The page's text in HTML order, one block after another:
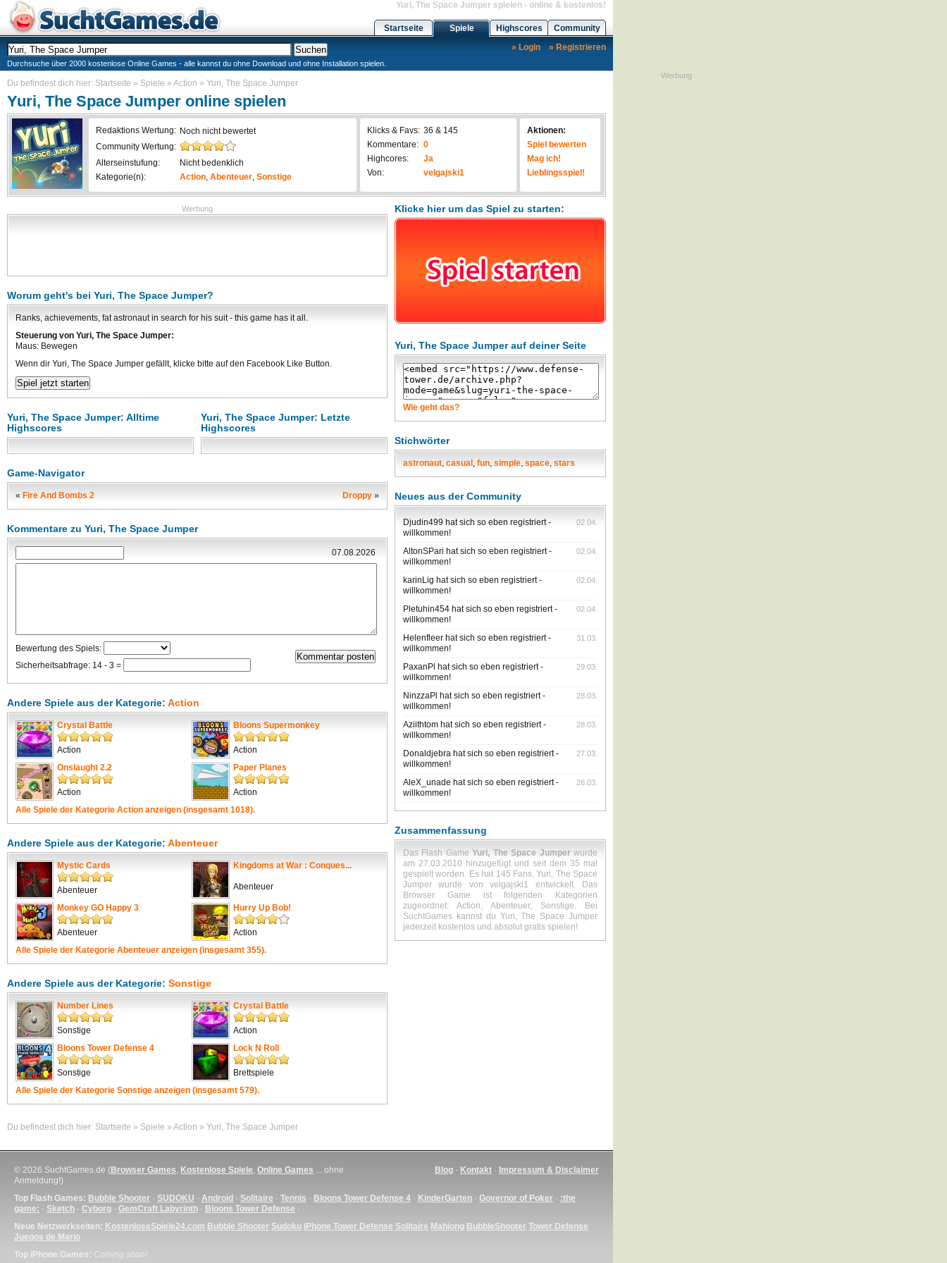
Yuri, The Space Jumper spielen - online & kostenlos!
Startseite Spiele Highscores
Community
» Login
» Registrieren
Durchsuche über 2000 kostenlose Online Games - alle kannst du ohne Download und ohne Installation spielen.
Du befindest dich hier: Startseite » Spiele » Action » Yuri, The Space Jumper
Yuri, The Space Jumper online spielen
Redaktions Wertung: Noch nicht bewertet
Community Wertung:
Alterseinstufung:
Nicht bedenklich
Kategorie(n):
Action, Abenteuer, Sonstige
Klicks & Favs: 36 & 145
Kommentare: 0
Highcores:
Ja
Von:
velgajski1
Aktionen:
Spiel bewerten
Mag ich!
Lieblingsspiel!
Werbung
Worum geht's bei Yuri, The Space Jumper?
Ranks, achievements, fat astronaut in search for his suit - this game has it all.
Steuerung von Yuri, The Space Jumper:
Maus: Bewegen
Wenn dir Yuri, The Space Jumper gefällt, klicke bitte auf den Facebook Like Button.
Yuri, The Space Jumper: Alltime
Highscores
Yuri, The Space Jumper: Letzte
Highscores
Game-Navigator
Droppy »
« Fire And Bombs 2
Kommentare zu Yuri, The Space Jumper
07.08.2026
Bewertung des Spiels:
Sicherheitsabfrage: 14 - 3 =
Andere Spiele aus der Kategorie: Action
Crystal Battle
Action
Bloons Supermonkey
Action
Onslaught 2.2
Action
Paper Planes
Action
Alle Spiele der Kategorie Action anzeigen (insgesamt 1018).
Andere Spiele aus der Kategorie: Abenteuer
Mystic Cards
Abenteuer
Kingdoms at War : Conques...
Abenteuer
Monkey GO Happy 3
Abenteuer
Hurry Up Bob!
Action
Alle Spiele der Kategorie Abenteuer anzeigen (insgesamt 355).
Andere Spiele aus der Kategorie: Sonstige
Number Lines
Sonstige
Crystal Battle
Action
Bloons Tower Defense 4
Sonstige
Lock N Roll
Brettspiele
Alle Spiele der Kategorie Sonstige anzeigen (insgesamt 579).
Klicke hier um das Spiel zu starten:
Yuri, The Space Jumper auf deiner Seite
Wie geht das?
Stichwörter
astronaut, casual , fun, simple, space, stars
Neues aus der Community
02.04.
Djudin499 hat sich so eben registriert -
willkommen!
02.04.
AltonSPari hat sich so eben registriert -
willkommen!
02.04.
karinLig hat sich so eben registriert -
willkommen!
02.04.
Pletuhin454 hat sich so eben registriert -
willkommen!
31.03.
Helenfleer hat sich so eben registriert -
willkommen!
29.03.
PaxanPl hat sich so eben registriert -
willkommen!
28.03.
NinzzaPl hat sich so eben registriert -
willkommen!
28.03.
Aziithtom hat sich so eben registriert -
willkommen!
27.03.
Donaldjebra hat sich so eben registriert -
willkommen!
26.03.
AleX_unade hat sich so eben registriert -
willkommen!
Zusammenfassung
Das Flash GameYuri, The Space Jumperwurde
am 27.03.2010 hinzugefügt und seit dem 35 mal
gespielt worden. Es hat 145 Fans. Yuri, The Space
Jumper wurde von velgajski1 entwickelt. Das
Browser Game ist folgenden Kategorien
zugeordnet: Action, Abenteuer, Sonstige. Bei
SuchtGames kannst du Yuri, The Space Jumper
jederzeit kostenlos und absolut gratis spielen!
Du befindest dich hier: Startseite » Spiele » Action » Yuri, The Space Jumper
Blog · Kontakt · Impressum & Disclaimer
© 2026 SuchtGames.de (Browser Games, Kostenlose Spiele, Online Games ... ohne
Anmeldung!)
Top Flash Games: Bubble Shooter · SUDOKU · Android · Solitaire · Tennis · Bloons Tower Defense 4 · KinderGarten · Governor of Poker · :the
game: · Sketch · Cyborg · GemCraft Labyrinth · Bloons Tower Defense ·
Neue Netzwerkseiten: KostenloseSpiele24.com Bubble Shooter Sudoku iPhone Tower Defense Solitaire Mahjong BubbleShooter Tower Defense
Juegos de Mario
Top iPhone Games: Coming soon!
Werbung